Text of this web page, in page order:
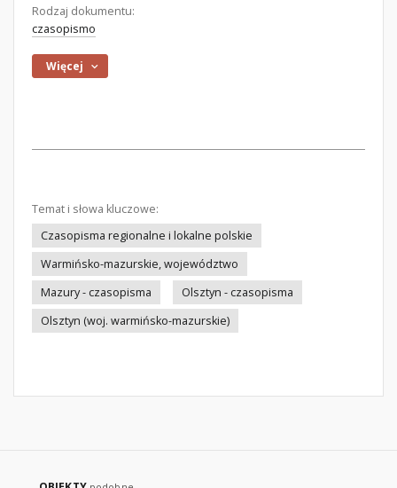
Rodzaj dokumentu:
czasopismo
Więcej
Temat i słowa kluczowe:
Czasopisma regionalne i lokalne polskie
Warmińsko-mazurskie, województwo
Mazury - czasopisma
Olsztyn - czasopisma
Olsztyn (woj. warmińsko-mazurskie)